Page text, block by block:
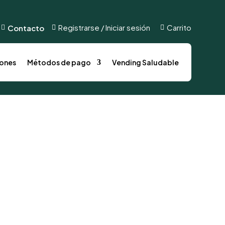
 Contacto  Registrarse / Iniciar sesión  Carrito
Métodos de pago Vending Saludable